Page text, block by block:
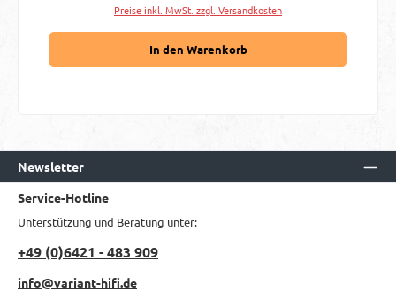
Preise inkl. MwSt. zzgl. Versandkosten
In den Warenkorb
Newsletter
Service-Hotline
Unterstützung und Beratung unter:
+49 (0)6421 - 483 909
info@variant-hifi.de